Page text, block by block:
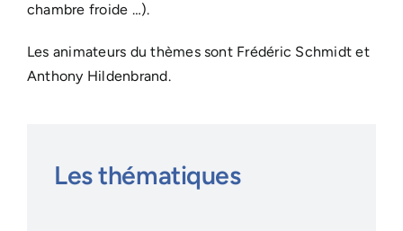
chambre froide …).
Les animateurs du thèmes sont Frédéric Schmidt et
Anthony Hildenbrand.
Les thématiques